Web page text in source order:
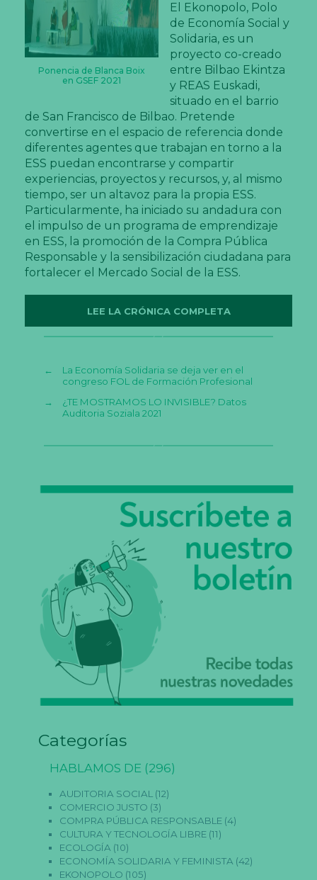
Ponencia de Blanca Boix
en GSEF 2021
El Ekonopolo, Polo
de Economía Social y
Solidaria, es un
proyecto co-creado
entre Bilbao Ekintza
y REAS Euskadi,
situado en el barrio
de San Francisco de Bilbao. Pretende
convertirse en el espacio de referencia donde
diferentes agentes que trabajan en torno a la
ESS puedan encontrarse y compartir
experiencias, proyectos y recursos, y, al mismo
tiempo, ser un altavoz para la propia ESS.
Particularmente, ha iniciado su andadura con
el impulso de un programa de emprendizaje
en ESS, la promoción de la Compra Pública
Responsable y la sensibilización ciudadana para
fortalecer el Mercado Social de la ESS.
LEE LA CRÓNICA COMPLETA
←
La Economía Solidaria se deja ver en el
congreso FOL de Formación Profesional
→
¿TE MOSTRAMOS LO INVISIBLE? Datos
Auditoria Soziala 2021
Categorías
HABLAMOS DE (296)
AUDITORIA SOCIAL (12)
COMERCIO JUSTO (3)
COMPRA PÚBLICA RESPONSABLE(4)
CULTURA Y TECNOLOGÍA LIBRE(11)
ECOLOGÍA (10)
ECONOMÍA SOLIDARIA Y FEMINISTA (42)
EKONOPOLO (105)